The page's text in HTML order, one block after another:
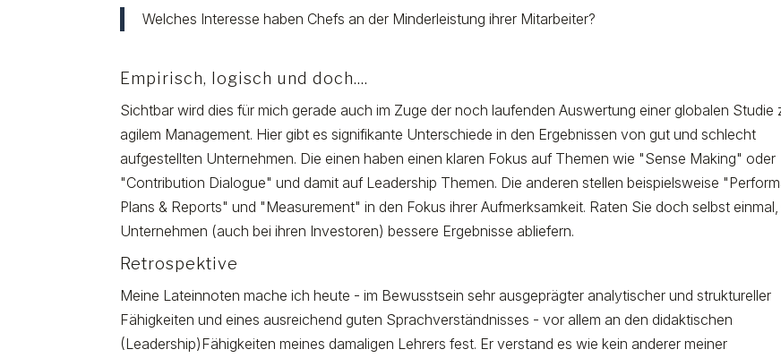
Welches Interesse haben Chefs an der Minderleistung ihrer Mitarbeiter?
Empirisch, logisch und doch....
Sichtbar wird dies für mich gerade auch im Zuge der noch laufenden Auswertung einer globalen Studie
agilem Management. Hier gibt es signifikante Unterschiede in den Ergebnissen von gut und schlecht
aufgestellten Unternehmen. Die einen haben einen klaren Fokus auf Themen wie "Sense Making" oder
"Contribution Dialogue" und damit auf Leadership Themen. Die anderen stellen beispielsweise
Plans & Reports" und "Measurement" in den Fokus ihrer Aufmerksamkeit. Raten Sie doch selbst
Unternehmen (auch bei ihren Investoren) bessere Ergebnisse abliefern.
Retrospektive
Meine Lateinnoten mache ich heute - im Bewusstsein sehr ausgeprägter analytischer und struktureller
Fähigkeiten und eines ausreichend guten Sprachverständnisses - vor allem an den didaktischen
(Leadership)Fähigkeiten meines damaligen Lehrers fest. Er verstand es wie kein anderer meiner